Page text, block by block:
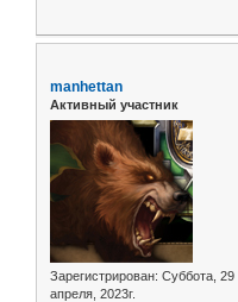
manhettan
Активный участник
Зарегистрирован: Суббота, 29
апреля, 2023г.